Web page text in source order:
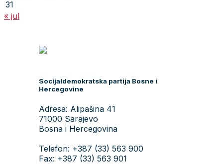
31
« jul
Socijaldemokratska partija Bosne i
Hercegovine
Adresa: Alipašina 41
71000 Sarajevo
Bosna i Hercegovina
Telefon: +387 (33) 563 900
Fax: +387 (33) 563 901